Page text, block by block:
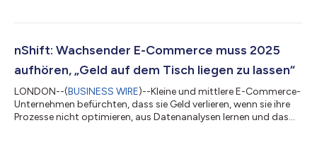
Loyalität zu steigern und den Umsatz zu steigern. nShift, der
Erfahrungsmanagement, skizziert heute fünf Möglichkeiten, wie
nShift: Wachsender E-Commerce muss 2025
aufhören, „Geld auf dem Tisch liegen zu lassen“
LONDON--(BUSINESS WIRE)--Kleine und mittlere E-Commerce-
Unternehmen befürchten, dass sie Geld verlieren, wenn sie ihre
Prozesse nicht optimieren, aus Datenanalysen lernen und das